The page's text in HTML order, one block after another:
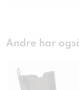
Andre har